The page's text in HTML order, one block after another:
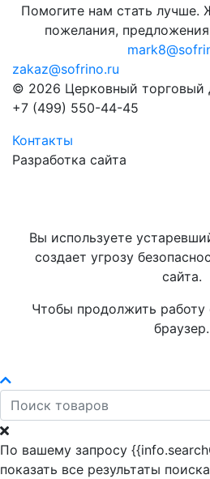
Помогите нам стать
пожелания,
zakaz@sofrino.ru
© 2026 Церковный
+7 (499) 550-44-45
Контакты
Разработка сайта
Вы используете
создает угрозу
сайта.
Чтобы продолжить работу
браузер.
По вашему запросу
показать все результаты поиска